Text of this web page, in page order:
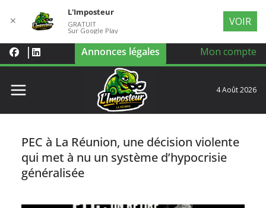
Annonces légales Mon compte
4 Août 2026
PEC à La Réunion, une décision violente
qui met à nu un système d’hypocrisie
généralisée
✕
L'Imposteur
GRATUIT
Sur Google Play
VOIR